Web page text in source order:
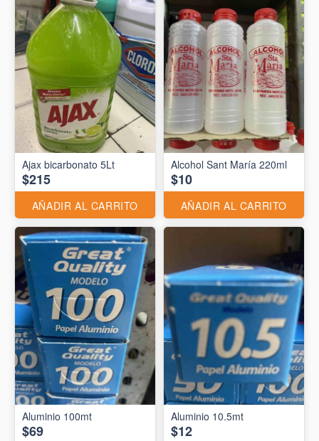
Ajax bicarbonato 5Lt
$215
AÑADIR AL CARRITO
Alcohol Sant María 220ml
$10
AÑADIR AL CARRITO
$69
Aluminio 10.5mt
$12